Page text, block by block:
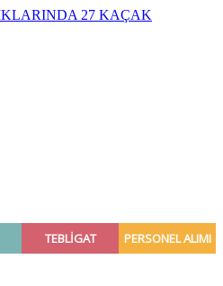
27 KAÇAK